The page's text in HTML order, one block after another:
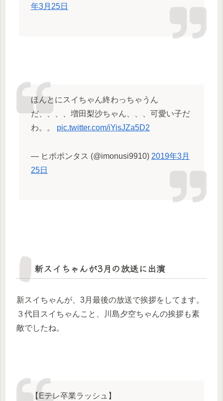
年3月25日
ほんとにスイちゃん終わっちゃうん
だ、、、、増田梨沙ちゃん、、、可愛い子だ
わ。。 pic.twitter.com/iYisJZa5D2
— ヒポポンタス (@imonusi9910) 2019年3月
25日
新スイちゃんが3月の放送に出演
新スイちゃんが、3月最後の放送で挨拶をしてます。
３代目スイちゃんこと、川島夕空ちゃんの挨拶も素
敵でしたね。
【Eテレ卒業ラッシュ】